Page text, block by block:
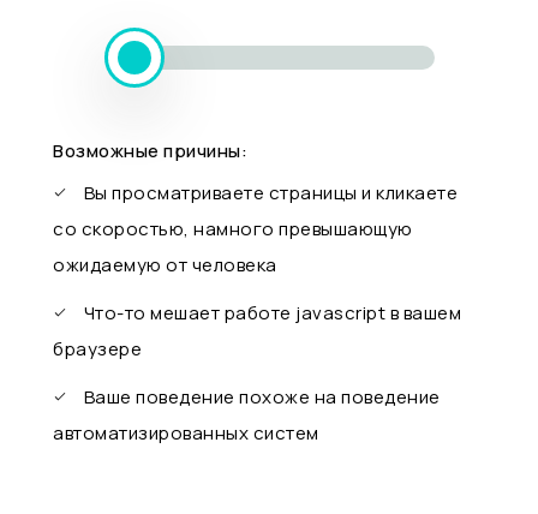
Возможные причины:
Вы просматриваете страницы и кликаете
со скоростью, намного превышающую
ожидаемую от человека
Что-то мешает работе javascript в вашем
браузере
Ваше поведение похоже на поведение
автоматизированных систем